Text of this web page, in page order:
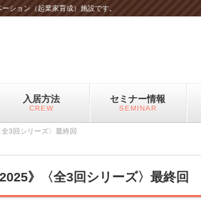
ション（起業家育成）施設です。
入居方法
CREW
セミナー情報
SEMINAR
3回シリーズ〉最終回
》〈全3回シリーズ〉最終回